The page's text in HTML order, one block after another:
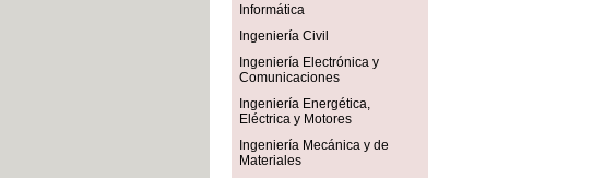
Informática
Ingeniería Civil
Ingeniería Electrónica y
Comunicaciones
Ingeniería Energética,
Eléctrica y Motores
Ingeniería Mecánica y de
Materiales